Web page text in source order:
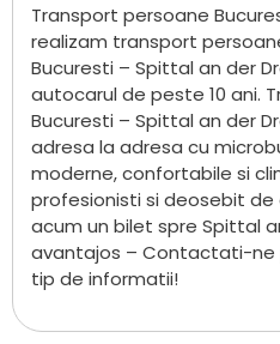
Transport persoane
realizam transport
Bucuresti – Spittal an der
autocarul de peste 10 ani.
Bucuresti – Spittal an der
adresa la adresa cu
moderne, confortabile si
profesionisti si deosebit de
acum un bilet spre Spittal
avantajos – Contactati-ne
tip de informatii!